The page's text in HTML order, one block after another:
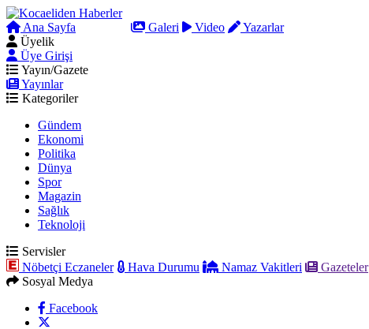
Ana Sayfa Galeri Video
Yazarlar
Üyelik
Üye Girişi
Yayın/Gazete
Yayınlar
Kategoriler
Gündem
Ekonomi
Politika
Dünya
Spor
Magazin
Sağlık
Teknoloji
Servisler
Nöbetçi Eczaneler
Hava Durumu Namaz Vakitleri Gazeteler
Sosyal Medya
Facebook